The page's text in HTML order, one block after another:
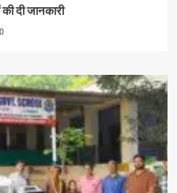
दी जानकारी
0